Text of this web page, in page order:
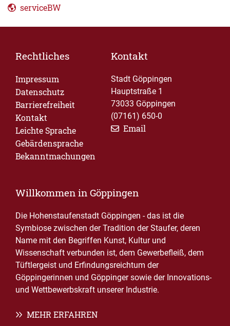
serviceBW
Rechtliches
Impressum
Datenschutz
Barrierefreiheit
Kontakt
Leichte Sprache
Gebärdensprache
Bekanntmachungen
Kontakt
Stadt Göppingen
Hauptstraße 1
73033 Göppingen
(07161) 650-0
Email
Willkommen in Göppingen
Die Hohenstaufenstadt Göppingen - das ist die
Symbiose zwischen der Tradition der Staufer, deren
Name mit den Begriffen Kunst, Kultur und
Wissenschaft verbunden ist, dem Gewerbefleiß, dem
Tüftlergeist und Erfindungsreichtum der
Göppingerinnen und Göppinger sowie der Innovations-
und Wettbewerbskraft unserer Industrie.
MEHR ERFAHREN